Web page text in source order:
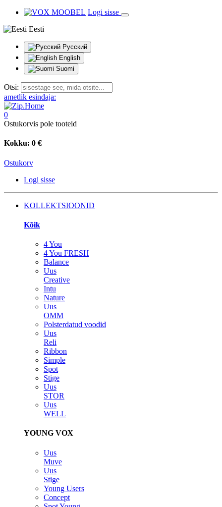
Logi sisse
Eesti
Русский
English
Suomi
Otsi:
ametlik esindaja:
0
Ostukorvis pole tooteid
Kokku: 0 €
Ostukorv
Logi sisse
KOLLEKTSIOONID
Kõik
4 You
4 You FRESH
Balance
Uus
Creative
Intu
Nature
Uus
OMM
Polsterdatud voodid
Uus
Reli
Ribbon
Simple
Spot
Stige
Uus
STOR
Uus
WELL
YOUNG VOX
Uus
Muve
Uus
Stige
Young Users
Concept